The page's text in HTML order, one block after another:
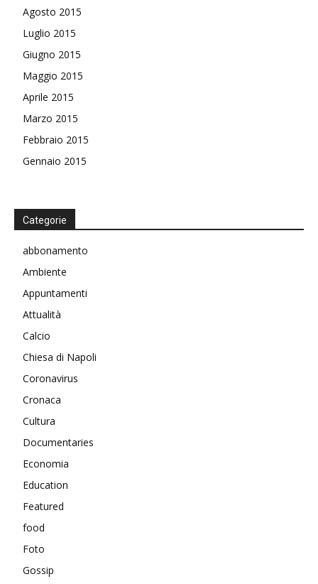
Agosto 2015
Luglio 2015
Giugno 2015
Maggio 2015
Aprile 2015
Marzo 2015
Febbraio 2015
Gennaio 2015
Categorie
abbonamento
Ambiente
Appuntamenti
Attualità
Calcio
Chiesa di Napoli
Coronavirus
Cronaca
Cultura
Documentaries
Economia
Education
Featured
food
Foto
Gossip